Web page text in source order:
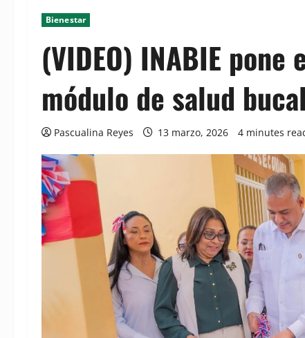
Bienestar
(VIDEO) INABIE
módulo de salud
Pascualina Reyes 13 marzo, 2026 4 minutes